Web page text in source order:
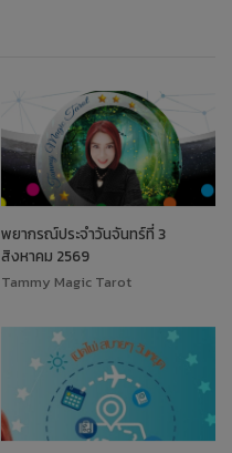
พยากรณ์ประจำวันจันทร์ที่ 3
สิงหาคม 2569
Tammy Magic Tarot